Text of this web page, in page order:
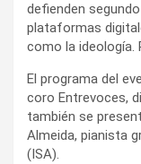
defienden
plataformas
como la ideología.
El programa del
coro Entrevoces,
también se
Almeida, pianista
(ISA).